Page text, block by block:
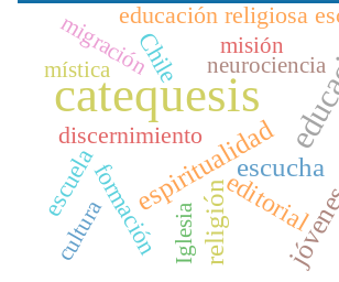
catequesis
escucha
espiritualidad
religióneditorial
Chile
formación
discernimiento
educación religiosa
escuela
neurociencia
migración
cultura
mística
misión
Iglesia